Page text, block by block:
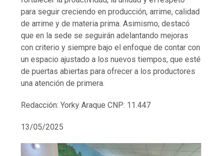
para seguir creciendo en producción, arrime, calidad
de arrime y de materia prima. Asimismo, destacó
que en la sede se seguirán adelantando mejoras
con criterio y siempre bajo el enfoque de contar con
un espacio ajustado a los nuevos tiempos, que esté
de puertas abiertas para ofrecer a los productores
una atención de primera.
Redacción: Yorky Araque CNP: 11.447
13/05/2025